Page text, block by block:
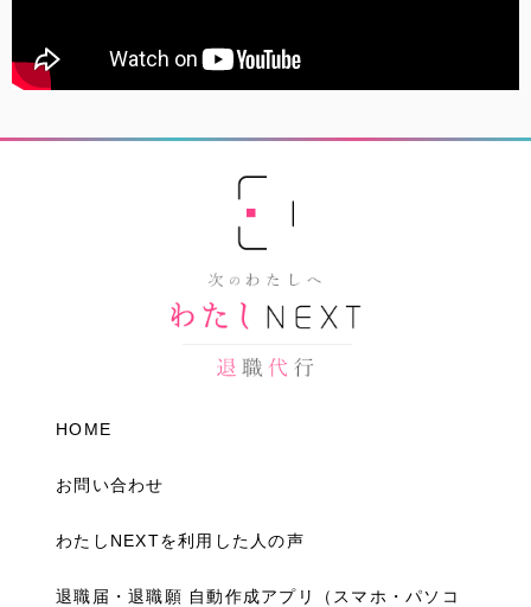
HOME
お問い合わせ
わたしNEXTを利用した人の声
退職届・退職願 自動作成アプリ（スマホ・パソコ